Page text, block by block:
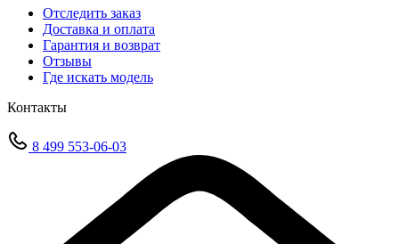
Отследить заказ
Доставка и оплата
Гарантия и возврат
Отзывы
Где искать модель
Контакты
8 499 553-06-03